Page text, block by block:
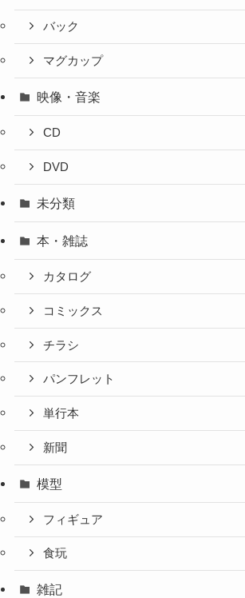
バック
マグカップ
映像・音楽
CD
DVD
未分類
本・雑誌
カタログ
コミックス
チラシ
パンフレット
単行本
新聞
模型
フィギュア
食玩
雑記